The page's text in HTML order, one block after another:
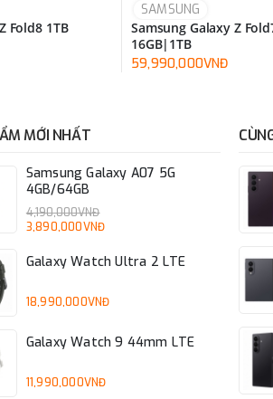
Fold8 1TB
SAMSUNG
Samsung Galaxy Z
16GB|1TB
59,990,000VNĐ
MỚI NHẤT
Samsung Galaxy A07 5G
4GB/64GB
4,190,000VNĐ
3,890,000VNĐ
Galaxy Watch Ultra 2 LTE
18,990,000VNĐ
Galaxy Watch 9 44mm LTE
11,990,000VNĐ